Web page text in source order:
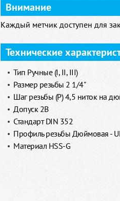
Внимание
Каждый метчик доступен для
Технические
Тип Ручные (I, II, III)
Размер резьбы 2 1/4"
Шаг резьбы (Р) 4,5 ниток на
Допуск 2B
Стандарт DIN 352
Профиль резьбы Дюймовая -
Материал HSS-G